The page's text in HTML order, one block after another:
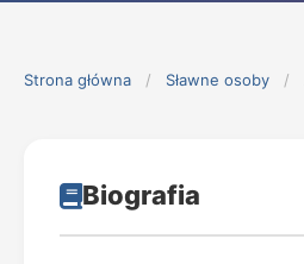
Strona główna / Sławne osoby /
Biografia